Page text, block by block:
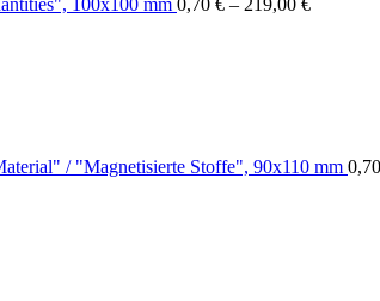
100x100 mm 0,70 € – 219,00 €
/ "Magnetisierte Stoffe", 90x110 mm 0,70